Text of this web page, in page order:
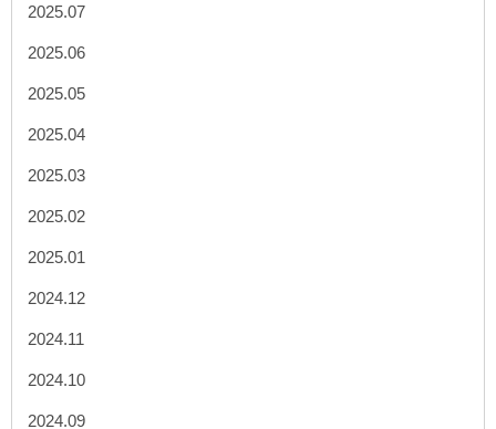
2025.07
2025.06
2025.05
2025.04
2025.03
2025.02
2025.01
2024.12
2024.11
2024.10
2024.09